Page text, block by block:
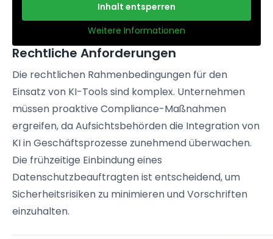
Inhalt entsperren
Weitere Informationen
Rechtliche Anforderungen
Die rechtlichen Rahmenbedingungen für den
Einsatz von KI-Tools sind komplex. Unternehmen
müssen proaktive Compliance-Maßnahmen
ergreifen, da Aufsichtsbehörden die Integration von
KI in Geschäftsprozesse zunehmend überwachen.
Die frühzeitige Einbindung eines
Datenschutzbeauftragten ist entscheidend, um
Sicherheitsrisiken zu minimieren und Vorschriften
einzuhalten.